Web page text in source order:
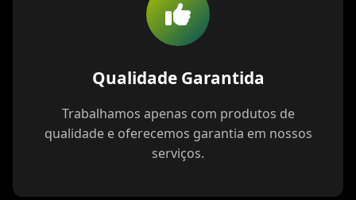
Qualidade Garantida
Trabalhamos apenas com produtos de
qualidade e oferecemos garantia em nossos
serviços.